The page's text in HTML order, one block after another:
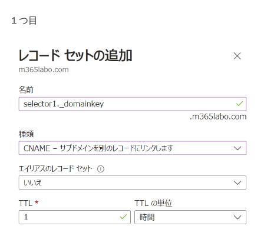
１つ目